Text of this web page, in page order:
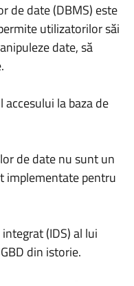
de date (DBMS) este
utilizatorilor săi
date, să
la baza de
de date nu sunt un
implementate pentru
(IDS) al lui
din istorie.